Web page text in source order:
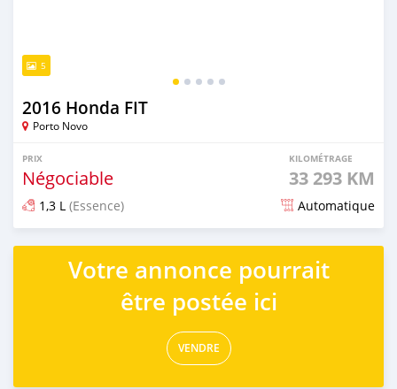
5
2016 Honda FIT
Porto Novo
PRIX
Négociable
KILOMÉTRAGE
33 293 KM
1,3 L (Essence) Automatique
Publié il y a plus d'un an
Votre annonce pourrait
être postée ici
VENDRE